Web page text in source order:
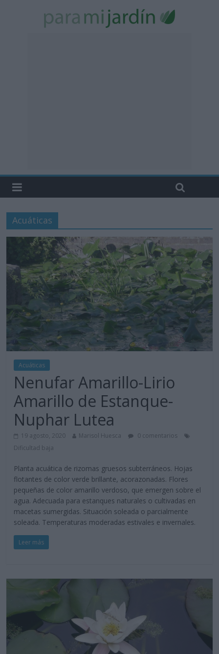
Acuáticas
Acuáticas
Nenufar Amarillo-Lirio
Amarillo de Estanque-
Nuphar Lutea
19 agosto, 2020 Marisol Huesca
0 comentarios
Dificultad baja
Planta acuática de rizomas gruesos subterráneos. Hojas
flotantes de color verde brillante, acorazonadas. Flores
pequeñas de color amarillo verdoso, que emergen sobre el
agua. Adecuada para estanques naturales o cultivadas en
macetas sumergidas. Situación soleada o parcialmente
soleada. Temperaturas moderadas estivales e invernales.
Leer más